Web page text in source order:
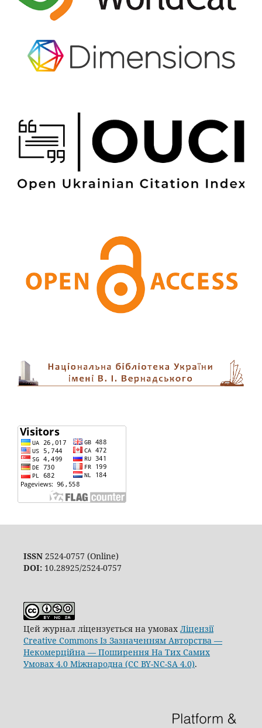
ISSN2524-0757 (Online)
DOI:10.28925/2524-0757
Цей журнал ліцензується на умовах Ліцензії
Creative Commons Із Зазначенням Авторства —
Некомерційна — Поширення На Тих Самих
Умовах 4.0 Міжнародна (CC BY-NC-SA 4.0).